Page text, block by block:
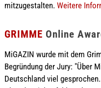
mitzugestalten. Weitere
GRIMME Online
MiGAZIN wurde mit dem
Begründung der Jury: "Über
Deutschland viel